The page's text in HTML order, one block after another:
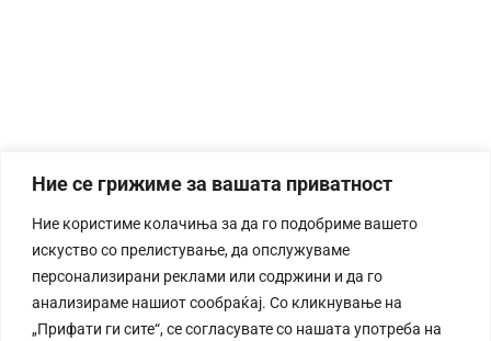
Ние се грижиме за вашата приватност
Ние користиме колачиња за да го подобриме вашето
искуство со прелистување, да опслужуваме
персонализирани реклами или содржини и да го
анализираме нашиот сообраќај. Со кликнување на
„Прифати ги сите“, се согласувате со нашата употреба на